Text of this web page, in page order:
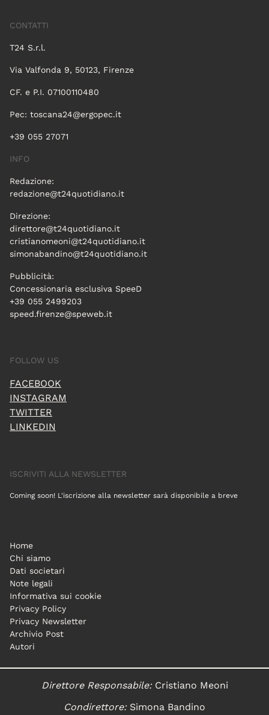
CONTATTI
T24 S.r.l.
Via Valfonda 9, 50123, Firenze
CF. e P.I. 07100110480
Pec: toscana24@ergopec.it
+39 055 27071
INFO
Redazione:
redazione@t24quotidiano.it
Direzione:
direttore@t24quotidiano.it
cristianomeoni@t24quotidiano.it
simonabandino@t24quotidiano.it
Pubblicità:
Concessionaria esclusiva SpeeD
+39 055 2499203
speed.firenze@speweb.it
FOLLOW US
FACEBOOK
INSTAGRAM
TWITTER
LINKEDIN
ISCRIVITI ALLA NEWSLETTER
Coming soon! L'iscrizione alla newsletter sarà disponibile a breve
Home
Chi siamo
Dati societari
Note legali
Informativa sui cookie
Privacy Policy
Privacy Newsletter
Archivio Post
Autori
Direttore Responsabile:Cristiano Meoni
Condirettore:Simona Bandino